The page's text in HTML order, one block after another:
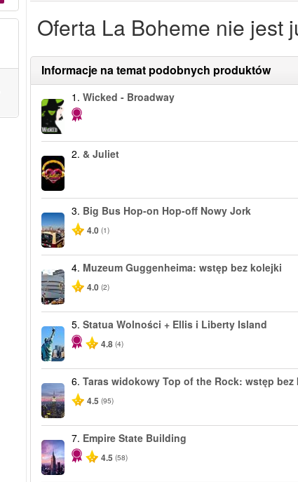
Oferta La Boheme nie jest
Informacje na temat podobnych produktów
1.Wicked - Broadway
2.& Juliet
3. Big Bus Hop-on Hop-off Nowy Jork
4.0 (1)
4. Muzeum Guggenheima: wstęp bez kolejki
4.0 (2)
5.Statua Wolności + Ellis i Liberty Island
4.8 (4)
6.Taras widokowy Top of the Rock: wstęp bez
4.5 (95)
7. Empire State Building
4.5 (58)